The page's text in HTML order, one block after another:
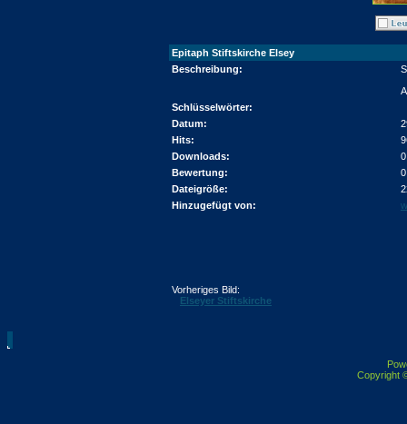
Epitaph Stiftskirche Elsey
Beschreibung:
Schlüsselwörter:
Datum:
Hits:
Downloads:
0
Bewertung:
Dateigröße:
Hinzugefügt von:
Vorheriges Bild:
Elseyer Stiftskirche
Copyright